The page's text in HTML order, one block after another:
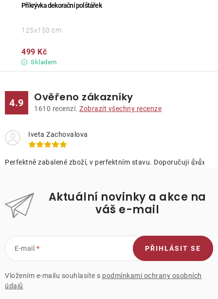
Přikrývka dekorační polštářek
Skladem
499 Kč
125x150 cm
4.9 Ověřeno zákazníky
1610 recenzí. Zobrazit všechny recenze
Iveta Zachovalova
Perfektně zabalené zboží, v perfektním stavu. Doporučuji 👍👍
Aktuální novinky a akce na
váš e-mail
E-mail
Vložením e-mailu souhlasíte s podmínkami ochrany osobních
údajů
PŘIHLÁSIT SE